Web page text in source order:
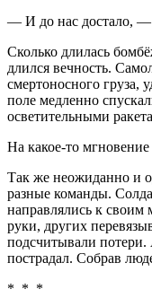
— И до нас достало, —
Сколько длилась
длился вечность.
смертоносного груза,
поле медленно
осветительными
На какое-то
Так же неожиданно и
разные команды.
направлялись к
руки, других
подсчитывали
пострадал. Собрав
* * *